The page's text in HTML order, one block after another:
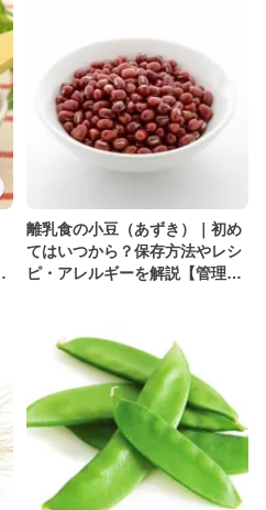
離乳食の小豆（あずき）｜初め
てはいつから？保存方法やレシ
ピ・アレルギーを解説【管理栄